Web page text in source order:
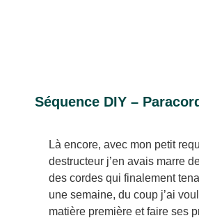
Séquence DIY –
Là encore, avec mon petit
destructeur j’en avais marre
des cordes qui finalement
une semaine, du coup j’ai
matière première et faire ses